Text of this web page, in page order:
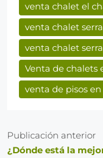
venta chalet el
venta chalet
venta chalet
Venta de chalets
venta de pisos en
Publicación anterior
¿Dónde está la